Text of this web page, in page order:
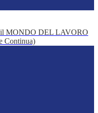
MONDO DEL LAVORO
Continua)